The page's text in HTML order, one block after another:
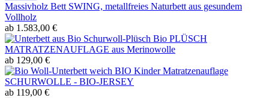
Massivholz Bett SWING, metallfreies Naturbett aus gesundem
Vollholz
ab 1.583,00 €
Bio PLÜSCH
MATRATZENAUFLAGE aus Merinowolle
ab 129,00 €
BIO Kinder Matratzenauflage
SCHURWOLLE - BIO-JERSEY
ab 119,00 €